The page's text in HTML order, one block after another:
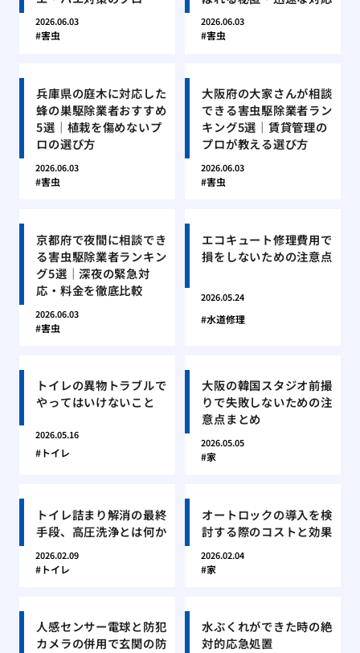
2026.06.03
害虫
2026.06.03
害虫
兵庫県の庭木に対応した
蜂の巣駆除業者おすすめ
5選｜植栽を傷めないプ
ロの選び方
2026.06.03
害虫
大阪府の大家さんが相談
できる害虫駆除業者ラン
キング5選｜賃貸管理の
プロが教える選び方
2026.06.03
害虫
京都府で夜間に相談でき
る害虫駆除業者ランキン
グ5選｜深夜の緊急対
応・料金を徹底比較
2026.06.03
害虫
エコキュート修理費用で
損をしないための注意点
2026.05.24
水道修理
トイレの異物トラブルで
やってはいけないこと
2026.05.16
トイレ
大阪の韓国スタジオ前撮
りで失敗しないための注
意点まとめ
2026.05.05
家
トイレ詰まり解消の最終
手段、高圧洗浄とは何か
2026.02.09
トイレ
オートロックの導入を検
討する際のコストと効果
2026.02.04
家
人感センサー電球と防犯
カメラの併用で玄関の防
水ぶくれができた時の絶
対的応急処置